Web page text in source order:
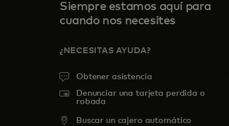
Siempre estamos aquí para
cuando nos necesites
¿NECESITAS AYUDA?
Obtener asistencia
Denunciar una tarjeta perdida o
robada
Buscar un cajero automático